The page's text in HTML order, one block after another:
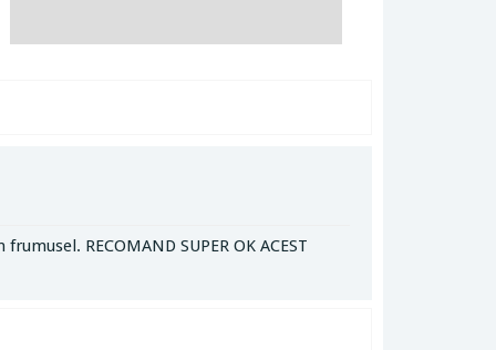
RECOMAND SUPER OK ACEST